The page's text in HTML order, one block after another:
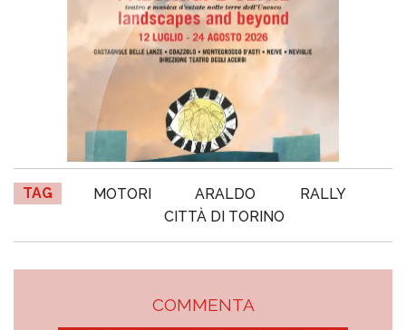
TAG MOTORI ARALDO
RALLY
CITTÀ DI TORINO
COMMENTA